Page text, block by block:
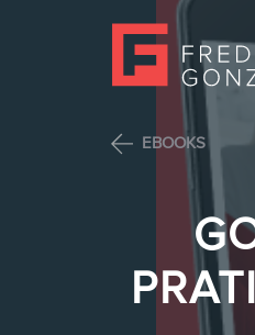
EBOOKS